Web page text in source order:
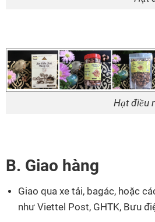
Hạt điều rang
B. Giao hàng
Giao qua xe tải, bagác, hoặc
như Viettel Post, GHTK, Bưu